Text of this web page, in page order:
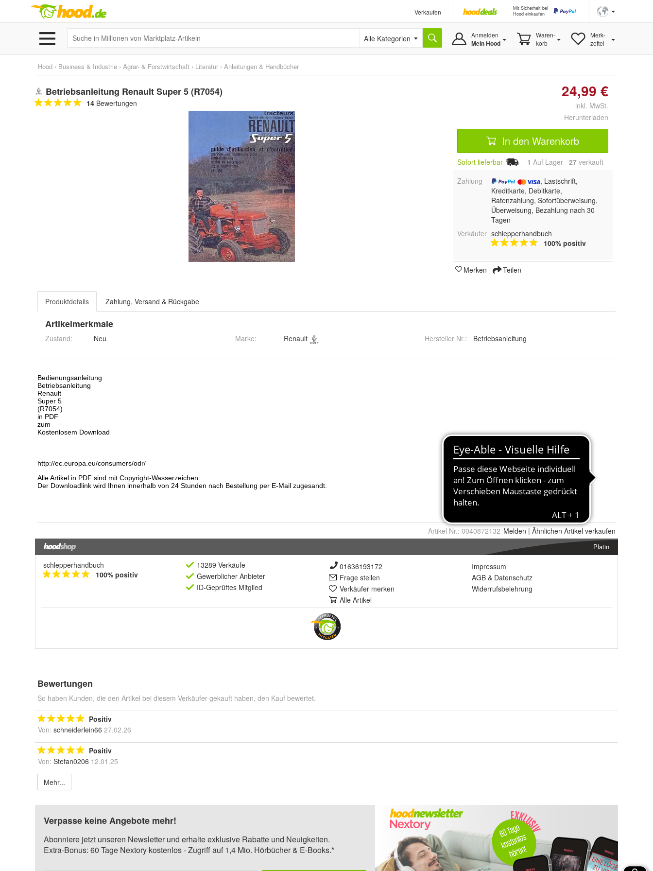
Verkaufen
Mit Sicherheit bei
Hood einkaufen
Alle Kategorien Anmelden
Mein Hood
Waren-
korb
Merk-
zettel
Hood › Business & Industrie › Agrar- & Forstwirtschaft › Literatur › Anleitungen & Handbücher
Betriebsanleitung Renault Super 5 (R7054)
14 Bewertungen
24,99 €
inkl. MwSt.
Herunterladen
In den Warenkorb
Sofort lieferbar 1 Auf Lager 27 verkauft
Zahlung
, Lastschrift,
Kreditkarte, Debitkarte,
Ratenzahlung, Sofortüberweisung,
Überweisung, Bezahlung nach 30
Tagen
Verkäufer schlepperhandbuch
100% positiv
Merken Teilen
Produktdetails Zahlung, Versand & Rückgabe
Artikelmerkmale
Zustand: Neu Marke: Renault Hersteller Nr.: Betriebsanleitung
Artikel Nr.: 0040872132 Melden | Ähnlichen Artikel verkaufen
Platin
schlepperhandbuch
100% positiv
13289 Verkäufe
Gewerblicher Anbieter
ID-Geprüftes Mitglied
01636193172
Frage stellen
Verkäufer merken
Alle Artikel
Impressum
AGB & Datenschutz
Widerrufsbelehrung
Bewertungen
So haben Kunden, die den Artikel bei diesem Verkäufer gekauft haben, den Kauf bewertet.
Positiv
Von: schneiderlein66 27.02.26
Positiv
Von: Stefan0206 12.01.25
Mehr...
Verpasse keine Angebote mehr!
Abonniere jetzt unseren Newsletter und erhalte exklusive Rabatte und Neuigkeiten.
Extra-Bonus: 60 Tage Nextory kostenlos - Zugriff auf 1,4 Mio. Hörbücher & E-Books.*